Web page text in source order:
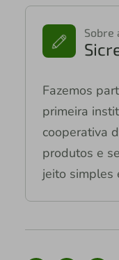
Sobre
Fazemos
primeira
cooperativa
produtos e
jeito simples